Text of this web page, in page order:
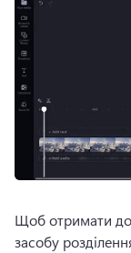
Щоб отримати
засобу